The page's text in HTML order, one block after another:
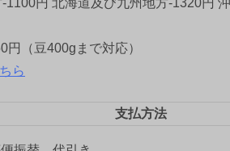
1100円 北海道及び九州地方-1320円
円（豆400gまで対応）
ら
支払方法